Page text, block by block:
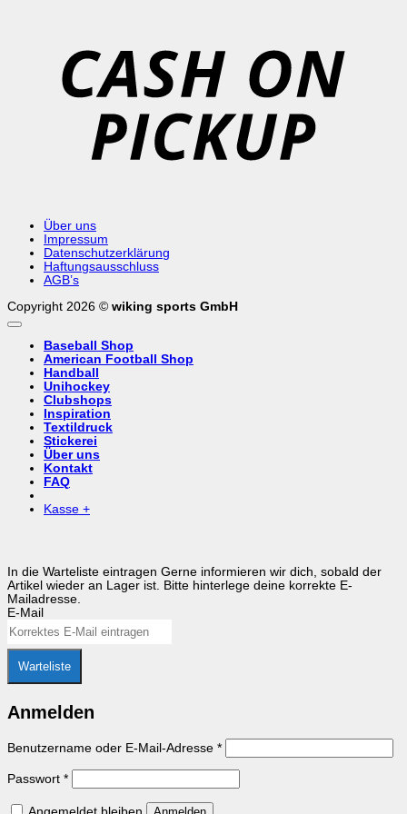
Über uns
Impressum
Datenschutzerklärung
Haftungsausschluss
AGB’s
Copyright 2026 © wiking sports GmbH
Baseball Shop
American Football Shop
Handball
Unihockey
Clubshops
Inspiration
Textildruck
Stickerei
Über uns
Kontakt
FAQ
Kasse +
In die Warteliste eintragen Gerne informieren wir dich, sobald der
Artikel wieder an Lager ist. Bitte hinterlege deine korrekte E-
Mailadresse.
E-Mail
Warteliste
Anmelden
Benutzername oder E-Mail-Adresse *Erforderlich
Passwort *Erforderlich